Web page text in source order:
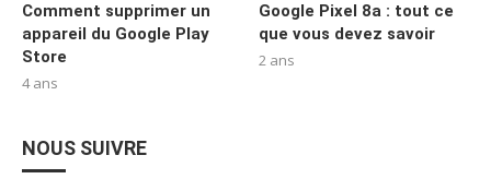
Comment supprimer un
appareil du Google Play
Store
4 ans
Google Pixel 8a : tout ce
que vous devez savoir
2 ans
NOUS SUIVRE